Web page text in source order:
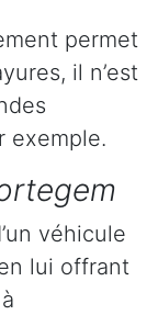
permet
il n’est
exemple.
véhicule
lui offrant